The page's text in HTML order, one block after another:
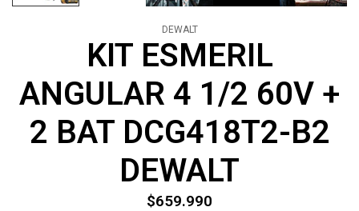
DEWALT
KIT ESMERIL
ANGULAR 4 1/2 60V +
2 BAT DCG418T2-B2
DEWALT
$659.990